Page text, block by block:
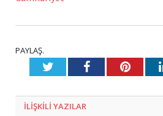
PAYLAŞ.
TwitterFacebook
ILIŞKILI YAZILAR